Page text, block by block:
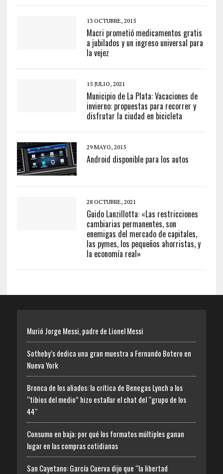
13 OCTUBRE, 2015
Macri prometió medicamentos gratis
a jubilados y un ingreso universal para
la vejez
15 JULIO, 2021
Municipio de La Plata: Vacaciones de
invierno: propuestas para recorrer y
disfrutar la ciudad en bicicleta
29 MAYO, 2015
Android disponible para los autos
28 OCTUBRE, 2021
Guido Lanzillotta: «Las restricciones
cambiarias permanentes, son
enemigas del mercado de capitales,
las pymes, los pequeños ahorristas, y
la economía real»
Murió Jorge Messi, padre de Lionel Messi
Sotheby’s dedica una gran muestra a Fernando Botero en
Nueva York
Bronca de los aliados: la crítica de Benegas Lynch a los
“tibios del medio” hizo estallar el chat del “grupo de los
44″
Consumo en baja: por qué los formatos múltiples ganan
lugar en las compras cotidianas
San Cayetano: García Cuerva dijo que “la libertad